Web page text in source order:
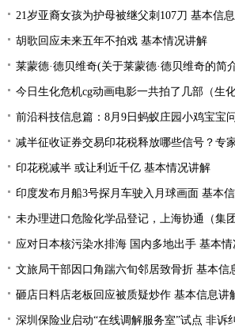
21岁亚裔女孩为护母被继父刺107刀 基本信
胡歌回应未来五年不拍戏 基本情况讲解
莱蒙德·德贝维奇(关于莱蒙德·德贝维奇的简
今日生化危机cg动画电影一共拍了几部（生化危机CG电
前沿科技信息篇：8月9日蚂蚁庄园小鸡宝宝问题 雇佣好友的小鸡
减半征收证券交易印花税释放哪些信号？专
印花税减半 或让利近千亿 基本情况讲解
印度发布月船3号探月车驶入月球画面 基本
未办理进口危险化学品登记，上海协通（集
应对日本核污染水排海 国内多地出手 基本
文旅局干部因口角踹六旬邻居致骨折 基本信
砸店日料店老板回应被质疑炒作 基本信息讲
深圳保险业启动“在线调解服务室”试点 非诉纠